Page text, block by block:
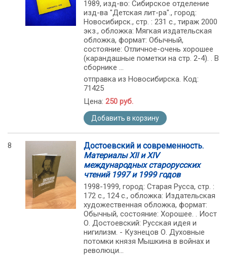
1989, изд-во: Сибирское отделение
изд-ва "Детская лит-ра"., город:
Новосибирск., стр. : 231 с., тираж 2000
экз., обложка: Мягкая издательская
обложка, формат: Обычный,
состояние: Отличное-очень хорошее
(карандашные пометки на стр. 2-4). . В
сборнике ...
отправка из Новосибирска. Код:
71425
Цена: 250 руб.
Добавить в корзину
8
Достоевский и современность.
Материалы XII и XIV
международных старорусских
чтений 1997 и 1999 годов
1998-1999, город: Старая Русса, стр. :
172 с., 124 с., обложка: Издательская
художественная обложка, формат:
Обычный, состояние: Хорошее. . Иост
О. Достоевский: Русская идея и
нигилизм. - Кузнецов О. Духовные
потомки князя Мышкина в войнах и
революци...